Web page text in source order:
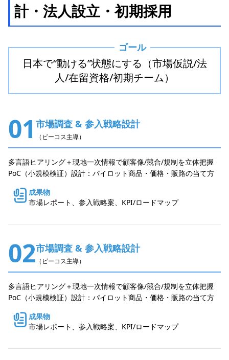
計・法人設立・初期採用
ゴール
日本で“動ける”状態にする（市場仮説/法
人/在留資格/初期チーム）
01 市場調査 & 参入戦略設計
（ビーコス主導）
多言語ヒアリング＋現地一次情報で顧客像/競合/規制を立体把握
PoC（小規模検証）設計：パイロット商品・価格・販路の当て方
成果物
市場レポート、参入戦略案、KPI/ロードマップ
02市場調査 & 参入戦略設計
（ビーコス主導）
多言語ヒアリング＋現地一次情報で顧客像/競合/規制を立体把握
PoC（小規模検証）設計：パイロット商品・価格・販路の当て方
成果物
市場レポート、参入戦略案、KPI/ロードマップ